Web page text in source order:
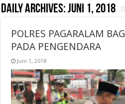
Daily Archives:Juni 1, 2018
POLRES PAGARALAM
PADA PENGENDARA
Juni 1, 2018